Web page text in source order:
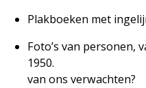
Plakboeken met
Foto’s van personen,
1950.
van ons verwachten?